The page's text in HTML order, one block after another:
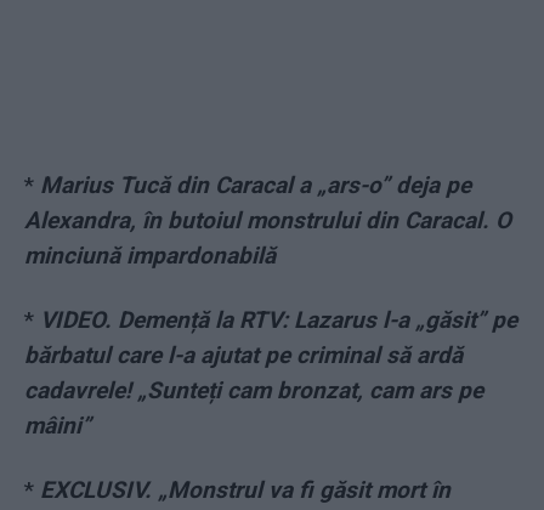
* Marius Tucă din Caracal a „ars-o” deja pe
Alexandra, în butoiul monstrului din Caracal. O
minciună impardonabilă
* VIDEO. Demență la RTV: Lazarus l-a „găsit” pe
bărbatul care l-a ajutat pe criminal să ardă
cadavrele! „Sunteți cam bronzat, cam ars pe
mâini”
* EXCLUSIV. „Monstrul va fi găsit mort în